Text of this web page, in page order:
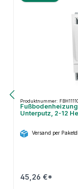
Produktnummer:
Unterputz, 2-12
Versand per
45,26 €*